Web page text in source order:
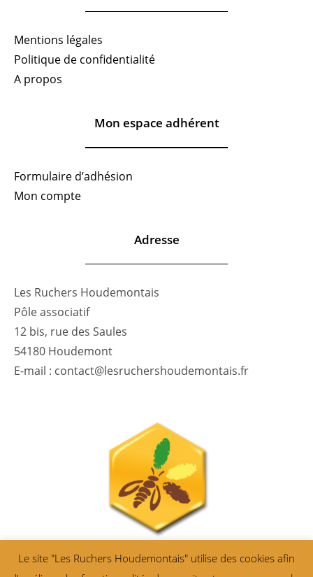
Mentions légales
Politique de confidentialité
A propos
Mon espace adhérent
Formulaire d’adhésion
Mon compte
Adresse
Les Ruchers Houdemontais
Pôle associatif
12 bis, rue des Saules
54180 Houdemont
E-mail : contact@lesruchershoudemontais.fr
Le site "Les Ruchers Houdemontais" utilise des cookies afin